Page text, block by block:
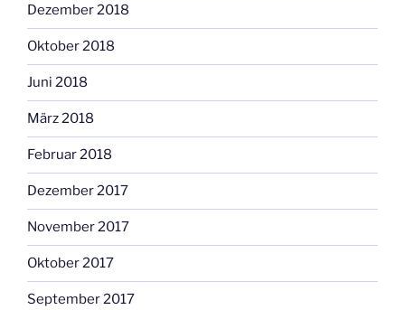
Dezember 2018
Oktober 2018
Juni 2018
März 2018
Februar 2018
Dezember 2017
November 2017
Oktober 2017
September 2017